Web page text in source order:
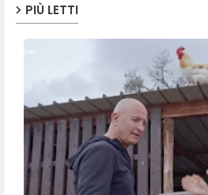
PIÙ LETTI